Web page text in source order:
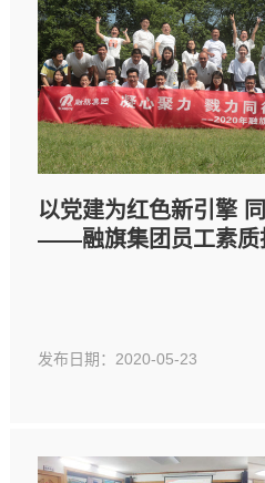
以党建为红色新引擎
——融旗集团员工素质
发布日期：2020-05-23